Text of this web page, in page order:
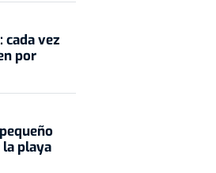
cada vez
por
playa